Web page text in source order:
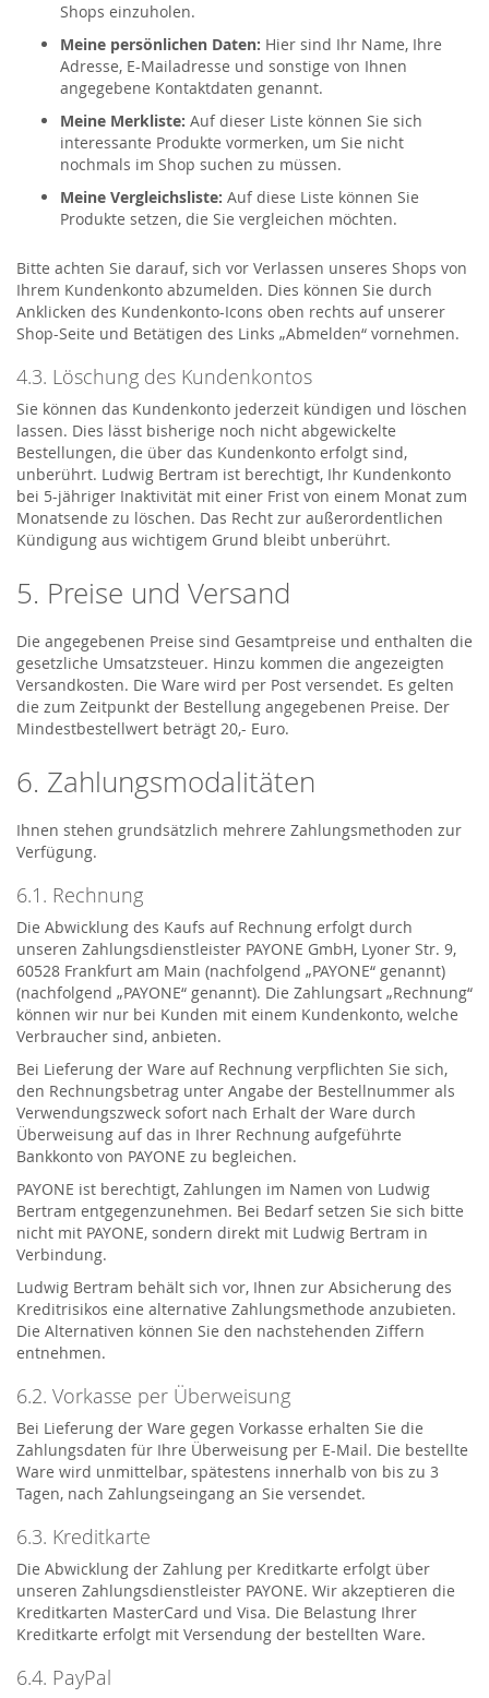
Shops einzuholen.
Meine persönlichen Daten: Hier sind Ihr Name, Ihre
Adresse, E-Mailadresse und sonstige von Ihnen
angegebene Kontaktdaten genannt.
Meine Merkliste: Auf dieser Liste können Sie sich
interessante Produkte vormerken, um Sie nicht
nochmals im Shop suchen zu müssen.
Meine Vergleichsliste: Auf diese Liste können Sie
Produkte setzen, die Sie vergleichen möchten.
Bitte achten Sie darauf, sich vor Verlassen unseres Shops von
Ihrem Kundenkonto abzumelden. Dies können Sie durch
Anklicken des Kundenkonto-Icons oben rechts auf unserer
Shop-Seite und Betätigen des Links „Abmelden“ vornehmen.
4.3. Löschung des Kundenkontos
Sie können das Kundenkonto jederzeit kündigen und löschen
lassen. Dies lässt bisherige noch nicht abgewickelte
Bestellungen, die über das Kundenkonto erfolgt sind,
unberührt. Ludwig Bertram ist berechtigt, Ihr Kundenkonto
bei 5-jähriger Inaktivität mit einer Frist von einem Monat zum
Monatsende zu löschen. Das Recht zur außerordentlichen
Kündigung aus wichtigem Grund bleibt unberührt.
5. Preise und Versand
Die angegebenen Preise sind Gesamtpreise und enthalten die
gesetzliche Umsatzsteuer. Hinzu kommen die angezeigten
Versandkosten. Die Ware wird per Post versendet. Es gelten
die zum Zeitpunkt der Bestellung angegebenen Preise. Der
Mindestbestellwert beträgt 20,- Euro.
6. Zahlungsmodalitäten
Ihnen stehen grundsätzlich mehrere Zahlungsmethoden zur
Verfügung.
6.1. Rechnung
Die Abwicklung des Kaufs auf Rechnung erfolgt durch
unseren Zahlungsdienstleister PAYONE GmbH, Lyoner Str. 9,
60528 Frankfurt am Main (nachfolgend „PAYONE“ genannt)
(nachfolgend „PAYONE“ genannt). Die Zahlungsart „Rechnung“
können wir nur bei Kunden mit einem Kundenkonto, welche
Verbraucher sind, anbieten.
Bei Lieferung der Ware auf Rechnung verpflichten Sie sich,
den Rechnungsbetrag unter Angabe der Bestellnummer als
Verwendungszweck sofort nach Erhalt der Ware durch
Überweisung auf das in Ihrer Rechnung aufgeführte
Bankkonto von PAYONE zu begleichen.
PAYONE ist berechtigt, Zahlungen im Namen von Ludwig
Bertram entgegenzunehmen. Bei Bedarf setzen Sie sich bitte
nicht mit PAYONE, sondern direkt mit Ludwig Bertram in
Verbindung.
Ludwig Bertram behält sich vor, Ihnen zur Absicherung des
Kreditrisikos eine alternative Zahlungsmethode anzubieten.
Die Alternativen können Sie den nachstehenden Ziffern
entnehmen.
6.2. Vorkasse per Überweisung
Bei Lieferung der Ware gegen Vorkasse erhalten Sie die
Zahlungsdaten für Ihre Überweisung per E-Mail. Die bestellte
Ware wird unmittelbar, spätestens innerhalb von bis zu 3
Tagen, nach Zahlungseingang an Sie versendet.
6.3. Kreditkarte
Die Abwicklung der Zahlung per Kreditkarte erfolgt über
unseren Zahlungsdienstleister PAYONE. Wir akzeptieren die
Kreditkarten MasterCard und Visa. Die Belastung Ihrer
Kreditkarte erfolgt mit Versendung der bestellten Ware.
6.4. PayPal